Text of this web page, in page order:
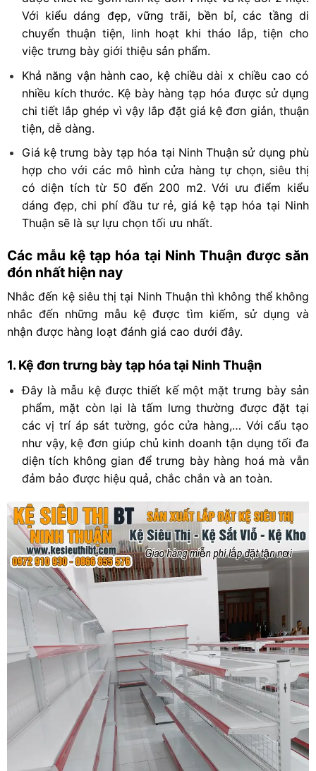
Với kiểu dáng đẹp, vững trãi, bền bỉ, các tầng di
chuyển thuận tiện, linh hoạt khi tháo lắp, tiện cho
việc trưng bày giới thiệu sản phẩm.
Khả năng vận hành cao, kệ chiều dài x chiều cao có
nhiều kích thước. Kệ bày hàng tạp hóa được sử dụng
chi tiết lắp ghép vì vậy lắp đặt giá kệ đơn giản, thuận
tiện, dễ dàng.
Giá kệ trưng bày tạp hóa tại Ninh Thuận sử dụng phù
hợp cho với các mô hình cửa hàng tự chọn, siêu thị
có diện tích từ 50 đến 200 m2. Với ưu điểm kiểu
dáng đẹp, chi phí đầu tư rẻ, giá kệ tạp hóa tại Ninh
Thuận sẽ là sự lựu chọn tối ưu nhất.
Các mẫu kệ tạp hóa tại Ninh Thuận được săn
đón nhất hiện nay
Nhắc đến kệ siêu thị tại Ninh Thuận thì không thể không
nhắc đến những mẫu kệ được tìm kiếm, sử dụng và
nhận được hàng loạt đánh giá cao dưới đây.
1. Kệ đơn trưng bày tạp hóa tại Ninh Thuận
Đây là mẫu kệ được thiết kế một mặt trưng bày sản
phẩm, mặt còn lại là tấm lưng thường được đặt tại
các vị trí áp sát tường, góc cửa hàng,… Với cấu tạo
như vậy, kệ đơn giúp chủ kinh doanh tận dụng tối đa
diện tích không gian để trưng bày hàng hoá mà vẫn
đảm bảo được hiệu quả, chắc chắn và an toàn.